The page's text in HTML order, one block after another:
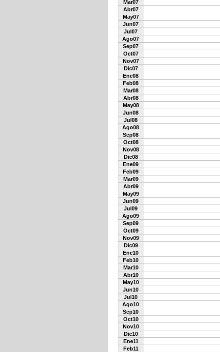
Mar07
Abr07
May07
Jun07
Jul07
Ago07
Sep07
Oct07
Nov07
Dic07
Ene08
Feb08
Mar08
Abr08
May08
Jun08
Jul08
Ago08
Sep08
Oct08
Nov08
Dic08
Ene09
Feb09
Mar09
Abr09
May09
Jun09
Jul09
Ago09
Sep09
Oct09
Nov09
Dic09
Ene10
Feb10
Mar10
Abr10
May10
Jun10
Jul10
Ago10
Sep10
Oct10
Nov10
Dic10
Ene11
Feb11